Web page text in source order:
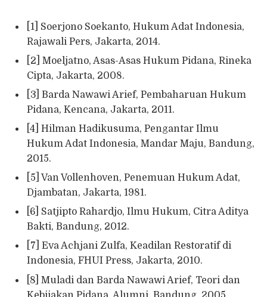
[1] Soerjono Soekanto, Hukum Adat Indonesia,
Rajawali Pers, Jakarta, 2014.
[2] Moeljatno, Asas-Asas Hukum Pidana, Rineka
Cipta, Jakarta, 2008.
[3] Barda Nawawi Arief, Pembaharuan Hukum
Pidana, Kencana, Jakarta, 2011.
[4] Hilman Hadikusuma, Pengantar Ilmu
Hukum Adat Indonesia, Mandar Maju, Bandung,
2015.
[5] Van Vollenhoven, Penemuan Hukum Adat,
Djambatan, Jakarta, 1981.
[6] Satjipto Rahardjo, Ilmu Hukum, Citra Aditya
Bakti, Bandung, 2012.
[7] Eva Achjani Zulfa, Keadilan Restoratif di
Indonesia, FHUI Press, Jakarta, 2010.
[8] Muladi dan Barda Nawawi Arief, Teori dan